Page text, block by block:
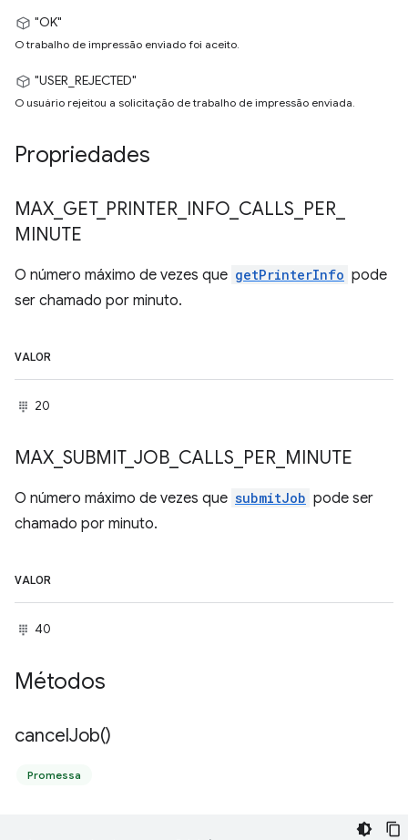
"OK"
O trabalho de impressão enviado foi aceito.
"USER_REJECTED"
O usuário rejeitou a solicitação de trabalho de impressão enviada.
Propriedades
MAX GET_ PRINTER INFO CALLS PER
MINUTE
O número máximo de vezes que getPrinterInfo pode
ser chamado por minuto.
VALOR
20
MAX SUBMIT_ JOB CALLS PER MINUTE
O número máximo de vezes que submitJob pode ser
chamado por minuto.
VALOR
40
Métodos
cancelJob()
Promessa